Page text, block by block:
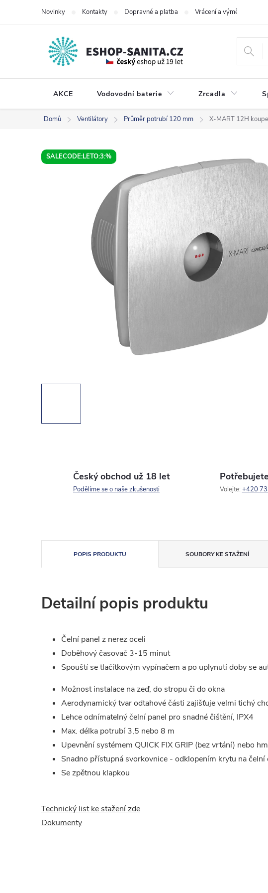
Novinky Kontakty Dopravné a platba Vrácení a výměna zboží
AKCE Vodovodní baterie Zrcadla
Domů Ventilátory Průměr potrubí 120 mm X-MART 12H
SALECODE:LETO:3:%
Český obchod už 18 let
Podělíme se o naše zkušenosti Volejte: +420
POPIS PRODUKTU SOUBORY KE STAŽENÍ
Detailní popis produktu
Čelní panel z nerez oceli
Doběhový časovač 3-15 minut
Spouští se tlačítkovým vypínačem a po uplynutí doby se
Možnost instalace na zeď, do stropu či do okna
Aerodynamický tvar odtahové části zajišťuje velmi tichý
Lehce odnímatelný čelní panel pro snadné čištění, IPX4
Max. délka potrubí 3,5 nebo 8 m
Upevnění systémem QUICK FIX GRIP (bez vrtání) nebo
Snadno přístupná svorkovnice - odklopením krytu na čelní
Se zpětnou klapkou
Technický list ke stažení zde
Dokumenty